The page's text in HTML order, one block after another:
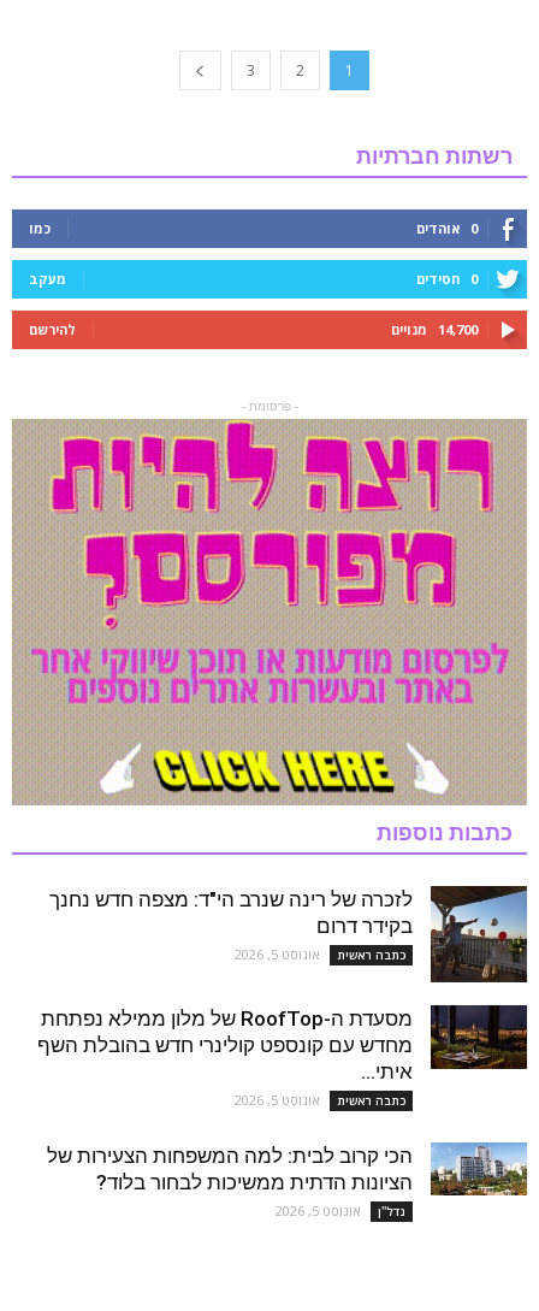
1
2
3
רשתות חברתיות
0 אוהדים כמו
0 חסידים מעקב
14,700 מנויים להירשם
- פרסומת -
כתבות נוספות
לזכרה של רינה שנרב הי"ד: מצפה חדש נחנך
בקידר דרום
כתבה ראשית אוגוסט 5, 2026
מסעדת ה-RoofTop של מלון ממילא נפתחת
מחדש עם קונספט קולינרי חדש בהובלת השף
איתי...
כתבה ראשית אוגוסט 5, 2026
הכי קרוב לבית: למה המשפחות הצעירות של
הציונות הדתית ממשיכות לבחור בלוד?
נדל''ן אוגוסט 5, 2026